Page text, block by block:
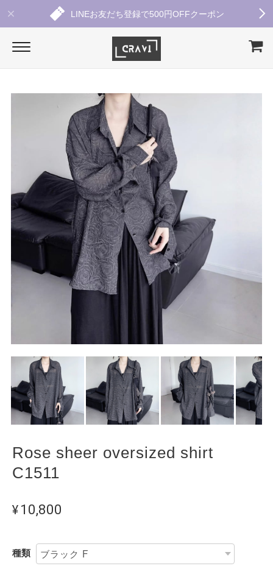
LINEお友だち登録で500円OFFクーポン
Rose sheer oversized shirt
C1511
¥10,800
種類